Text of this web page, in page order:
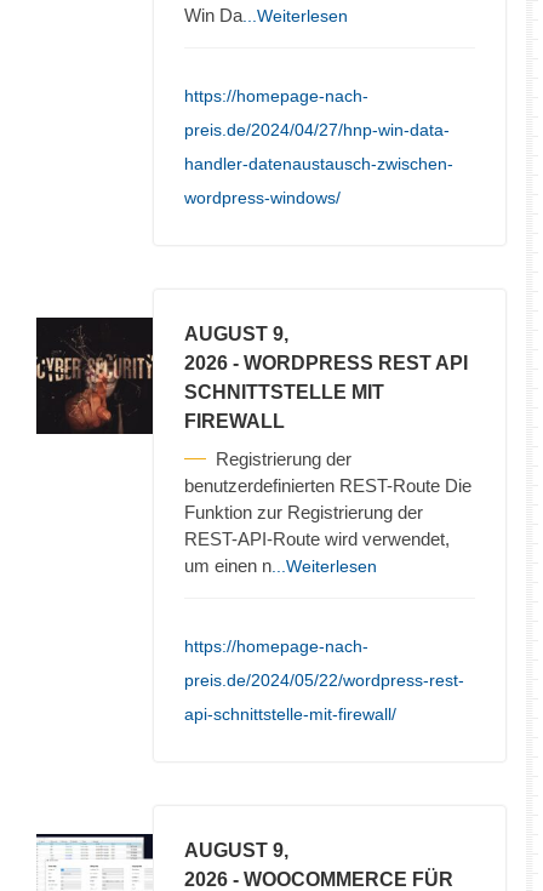
Win Da ...Weiterlesen
https://homepage-nach-
preis.de/2024/04/27/hnp-win-data-
handler-datenaustausch-zwischen-
wordpress-windows/
AUGUST 9,
2026 - WORDPRESS REST API
SCHNITTSTELLE MIT
FIREWALL
Registrierung der
benutzerdefinierten REST-Route Die
Funktion zur Registrierung der
REST-API-Route wird verwendet,
um einen n ...Weiterlesen
https://homepage-nach-
preis.de/2024/05/22/wordpress-rest-
api-schnittstelle-mit-firewall/
AUGUST 9,
2026 - WOOCOMMERCE FÜR